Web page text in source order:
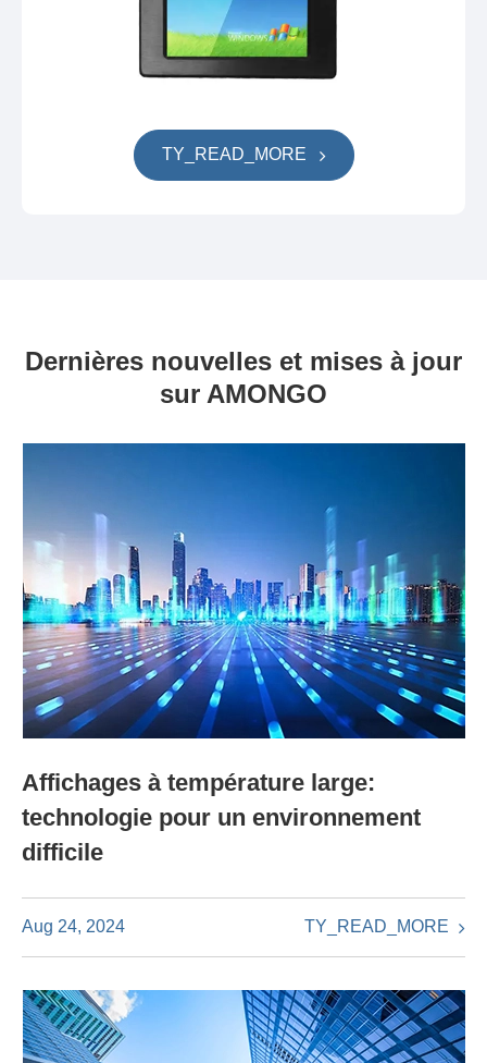
TY_READ_MORE
Dernières nouvelles et mises à jour
sur AMONGO
Affichages à température large:
technologie pour un environnement
difficile
Aug 24, 2024 TY_READ_MORE